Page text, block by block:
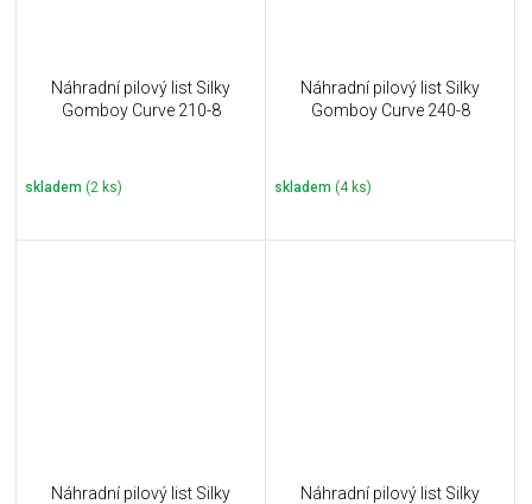
Náhradní pilový list Silky
Gomboy Curve 210-8
skladem (2 ks)
Náhradní pilový list Silky
Gomboy Curve 240-8
skladem (4 ks)
Náhradní pilový list Silky
Náhradní pilový list Silky